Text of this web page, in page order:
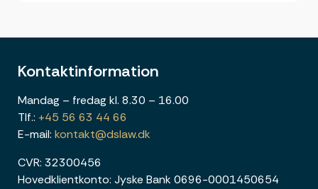
Kontaktinformation
Mandag – fredag kl. 8.30 – 16.00
Tlf.: +45 56 63 44 66
E-mail: kontakt@dslaw.dk
CVR: 32300456
Hovedklientkonto: Jyske Bank 0696-0001450654